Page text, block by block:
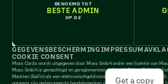
Get a copy
BENOEMD TOT
BESTE ADMIN
OP G2
GEGEVENSBESCHERMINGIMPRESSUMAV
COOKIE CONSENT
Moss Cards wordt uitgegeven door Moss GmbH onder een licentie van
Moss GmbH is gemachtigd en gereglementeerd door de Duitse Federale
Markten (BaFin) als een elektronischgeldinstelling (licentienummer